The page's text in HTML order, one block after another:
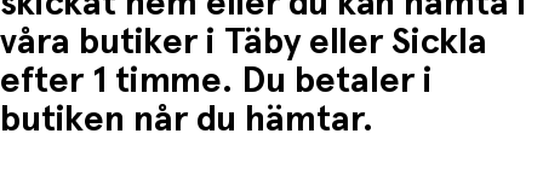
våra butiker i Täby eller Sickla
efter 1 timme. Du betaler i
butiken når du hämtar.